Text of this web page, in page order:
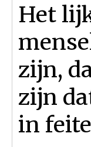
Het
zijn,
zijn
in